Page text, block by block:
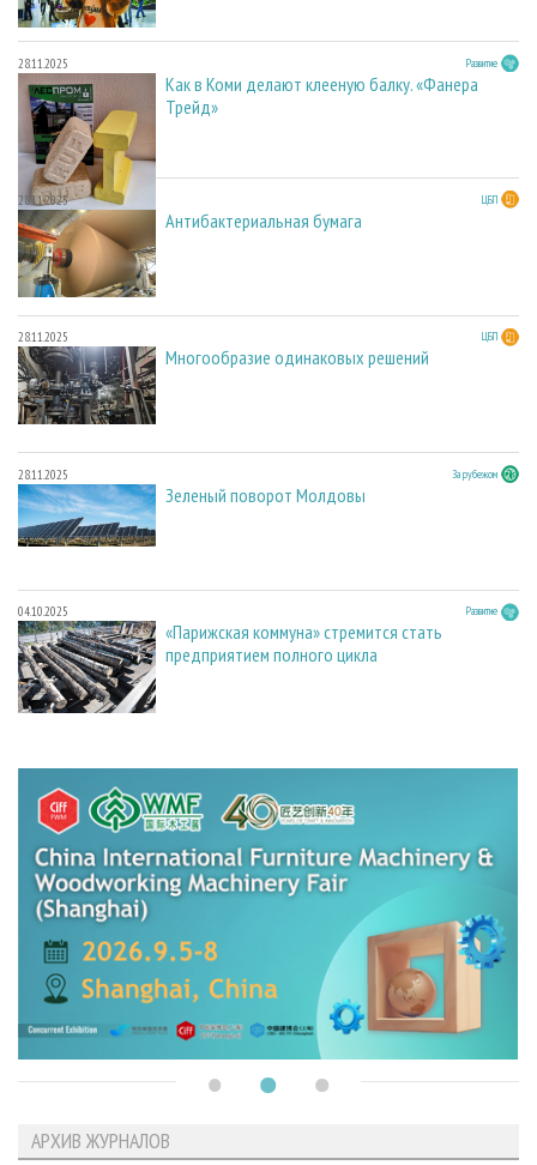
28.11.2025 Развитие
Как в Коми делают клееную балку. «Фанера
Трейд»
28.11.2025 ЦБП
Антибактериальная бумага
28.11.2025 ЦБП
Многообразие одинаковых решений
28.11.2025 За рубежом
Зеленый поворот Молдовы
04.10.2025 Развитие
«Парижская коммуна» стремится стать
предприятием полного цикла
АРХИВ ЖУРНАЛОВ